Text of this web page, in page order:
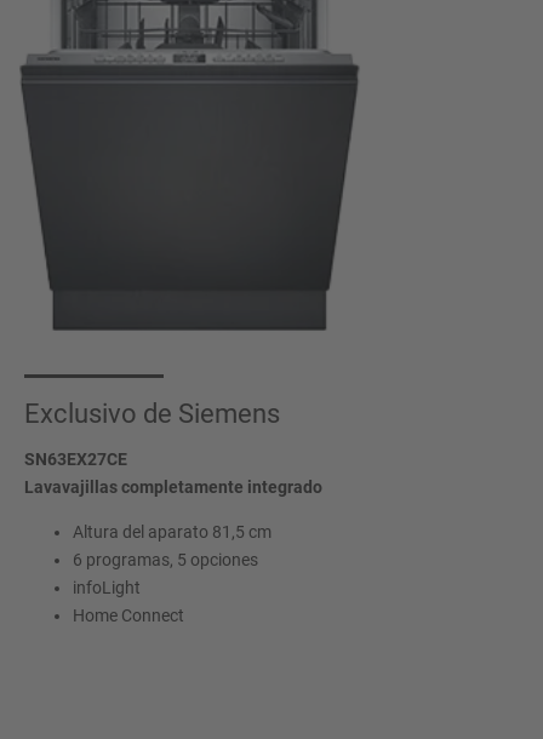
Exclusivo de Siemens
SN63EX27CE
Lavavajillas completamente integrado
Altura del aparato 81,5 cm
6 programas, 5 opciones
infoLight
Home Connect